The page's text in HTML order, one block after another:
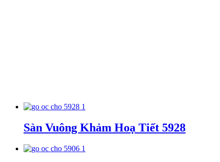
Sàn Vuông Khảm Hoạ Tiết 5928